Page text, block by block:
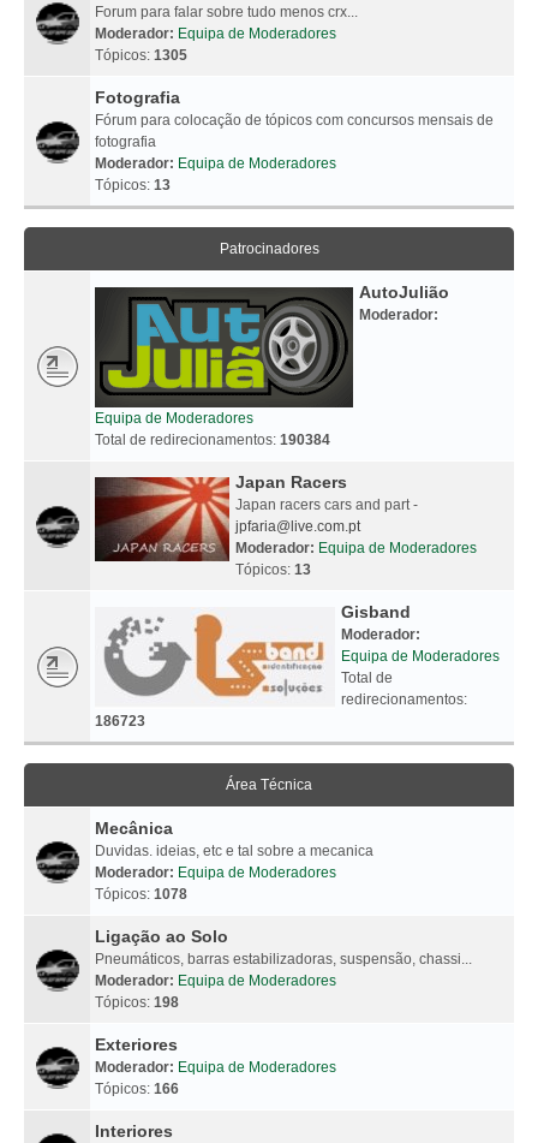
Forum para falar sobre tudo menos crx...
Moderador: Equipa de Moderadores
Tópicos: 1305
Fotografia
Fórum para colocação de tópicos com concursos mensais de
fotografia
Moderador: Equipa de Moderadores
Tópicos: 13
Patrocinadores
AutoJulião
Moderador:
Equipa de Moderadores
Total de redirecionamentos: 190384
Japan Racers
Japan racers cars and part -
jpfaria@live.com.pt
Moderador: Equipa de Moderadores
Tópicos: 13
Gisband
Moderador:
Equipa de Moderadores
Total de
redirecionamentos:
186723
Área Técnica
Mecânica
Duvidas. ideias, etc e tal sobre a mecanica
Moderador: Equipa de Moderadores
Tópicos: 1078
Ligação ao Solo
Pneumáticos, barras estabilizadoras, suspensão, chassi...
Moderador: Equipa de Moderadores
Tópicos: 198
Exteriores
Moderador: Equipa de Moderadores
Tópicos: 166
Interiores